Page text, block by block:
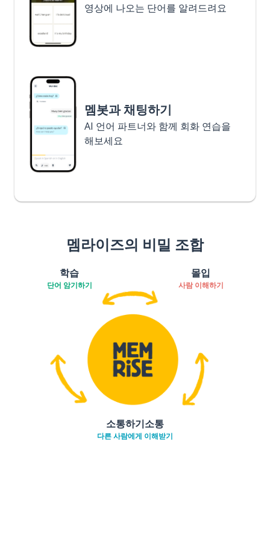
영상에 나오는 단어를 알려드려요
멤봇과 채팅하기
AI 언어 파트너와 함께 회화 연습을
해보세요
멤라이즈의 비밀 조합
학습
단어 암기하기
몰입
사람 이해하기
소통하기소통
다른 사람에게 이해받기